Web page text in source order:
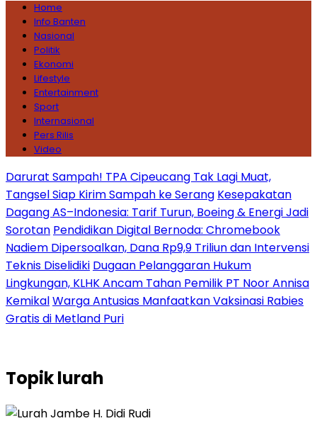
Home
Info Banten
Nasional
Politik
Ekonomi
Lifestyle
Entertainment
Sport
Internasional
Pers Rilis
Video
Darurat Sampah! TPA Cipeucang Tak Lagi Muat,
Tangsel Siap Kirim Sampah ke Serang Kesepakatan
Dagang AS–Indonesia: Tarif Turun, Boeing & Energi Jadi
Sorotan Pendidikan Digital Bernoda: Chromebook
Nadiem Dipersoalkan, Dana Rp9,9 Triliun dan Intervensi
Teknis Diselidiki Dugaan Pelanggaran Hukum
Lingkungan, KLHK Ancam Tahan Pemilik PT Noor Annisa
KemikalWarga Antusias Manfaatkan Vaksinasi Rabies
Gratis di Metland Puri
Topiklurah